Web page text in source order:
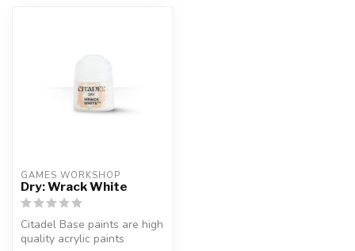
GAMES WORKSHOP
Dry: Wrack White
Citadel Base paints are high
quality acrylic paints